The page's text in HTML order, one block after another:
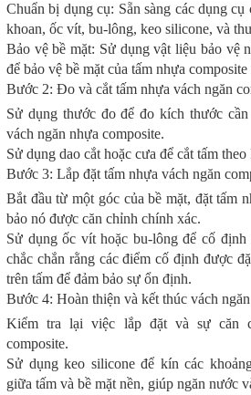
Chuẩn bị dụng cụ: Sẵn sàng các dụng
khoan, ốc vít, bu-lông, keo silicone, và
Bảo vệ bề mặt: Sử dụng vật liệu bảo vệ
để bảo vệ bề mặt của tấm nhựa
Bước 2: Đo và cắt tấm nhựa vách ngăn
Sử dụng thước đo để đo kích thước
vách ngăn nhựa composite.
Sử dụng dao cắt hoặc cưa để cắt tấm
Bước 3: Lắp đặt tấm nhựa vách ngăn
Bắt đầu từ một góc của bề mặt, đặt tấm
bảo nó được căn chỉnh chính xác.
Sử dụng ốc vít hoặc bu-lông để cố
chắc chắn rằng các điểm cố định được
trên tấm để đảm bảo sự ổn định.
Bước 4: Hoàn thiện và kết thúc vách ngăn
Kiểm tra lại việc lắp đặt và sự căn
composite.
Sử dụng keo silicone để kín các
giữa tấm và bề mặt nền, giúp ngăn nước